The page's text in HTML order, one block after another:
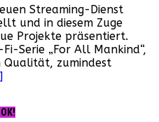
Streaming-Dienst
und in diesem Zuge
Projekte präsentiert.
Serie „For All Mankind“,
Qualität, zumindest